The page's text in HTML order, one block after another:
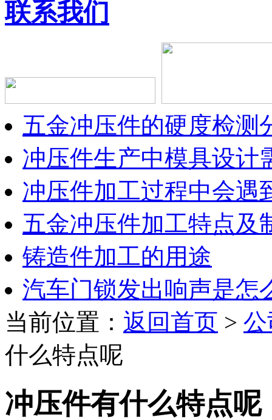
联系我们
五金冲压件的硬度检测
冲压件生产中模具设计
冲压件加工过程中会遇
五金冲压件加工特点及
铸造件加工的用途
汽车门锁发出响声是怎
当前位置： 返回首页 >
什么特点呢
冲压件有什么特点呢